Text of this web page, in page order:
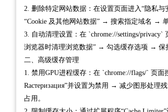
2. 删除特定网站数据：在设置页面进入“隐私
“Cookie 及其他网站数据” → 搜索指定域名 → 单
3. 自动清理设置：在 `chrome://settings/privacy`
浏览器时清理浏览数据” → 勾选缓存选项 → 保
二、高级缓存管理
1. 禁用GPU进程缓存：在 `chrome://flags/` 页面
Raстеризация”并设置为禁用 → 减少图形处理
占用。